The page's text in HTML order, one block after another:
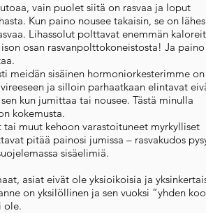
vain puolet siitä on rasvaa ja loput
Kun paino nousee takaisin, se on lähes
Lihassolut polttavat enemmän
osan rasvanpolttokoneistosta! Ja paino
meidän sisäinen hormoniorkesterimme on
ja silloin parhaatkaan elintavat
kun jumittaa tai nousee. Tästä minulla
kokemusta.
muut kehoon varastoituneet myrkylliset
pitää painosi jumissa – rasvakudos
sisäelimiä.
asiat eivät ole yksioikoisia ja
on yksilöllinen ja sen vuoksi ”yhden
ole.